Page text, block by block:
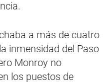
a más de cuatro
inmensidad del Paso
Monroy no
los puestos de